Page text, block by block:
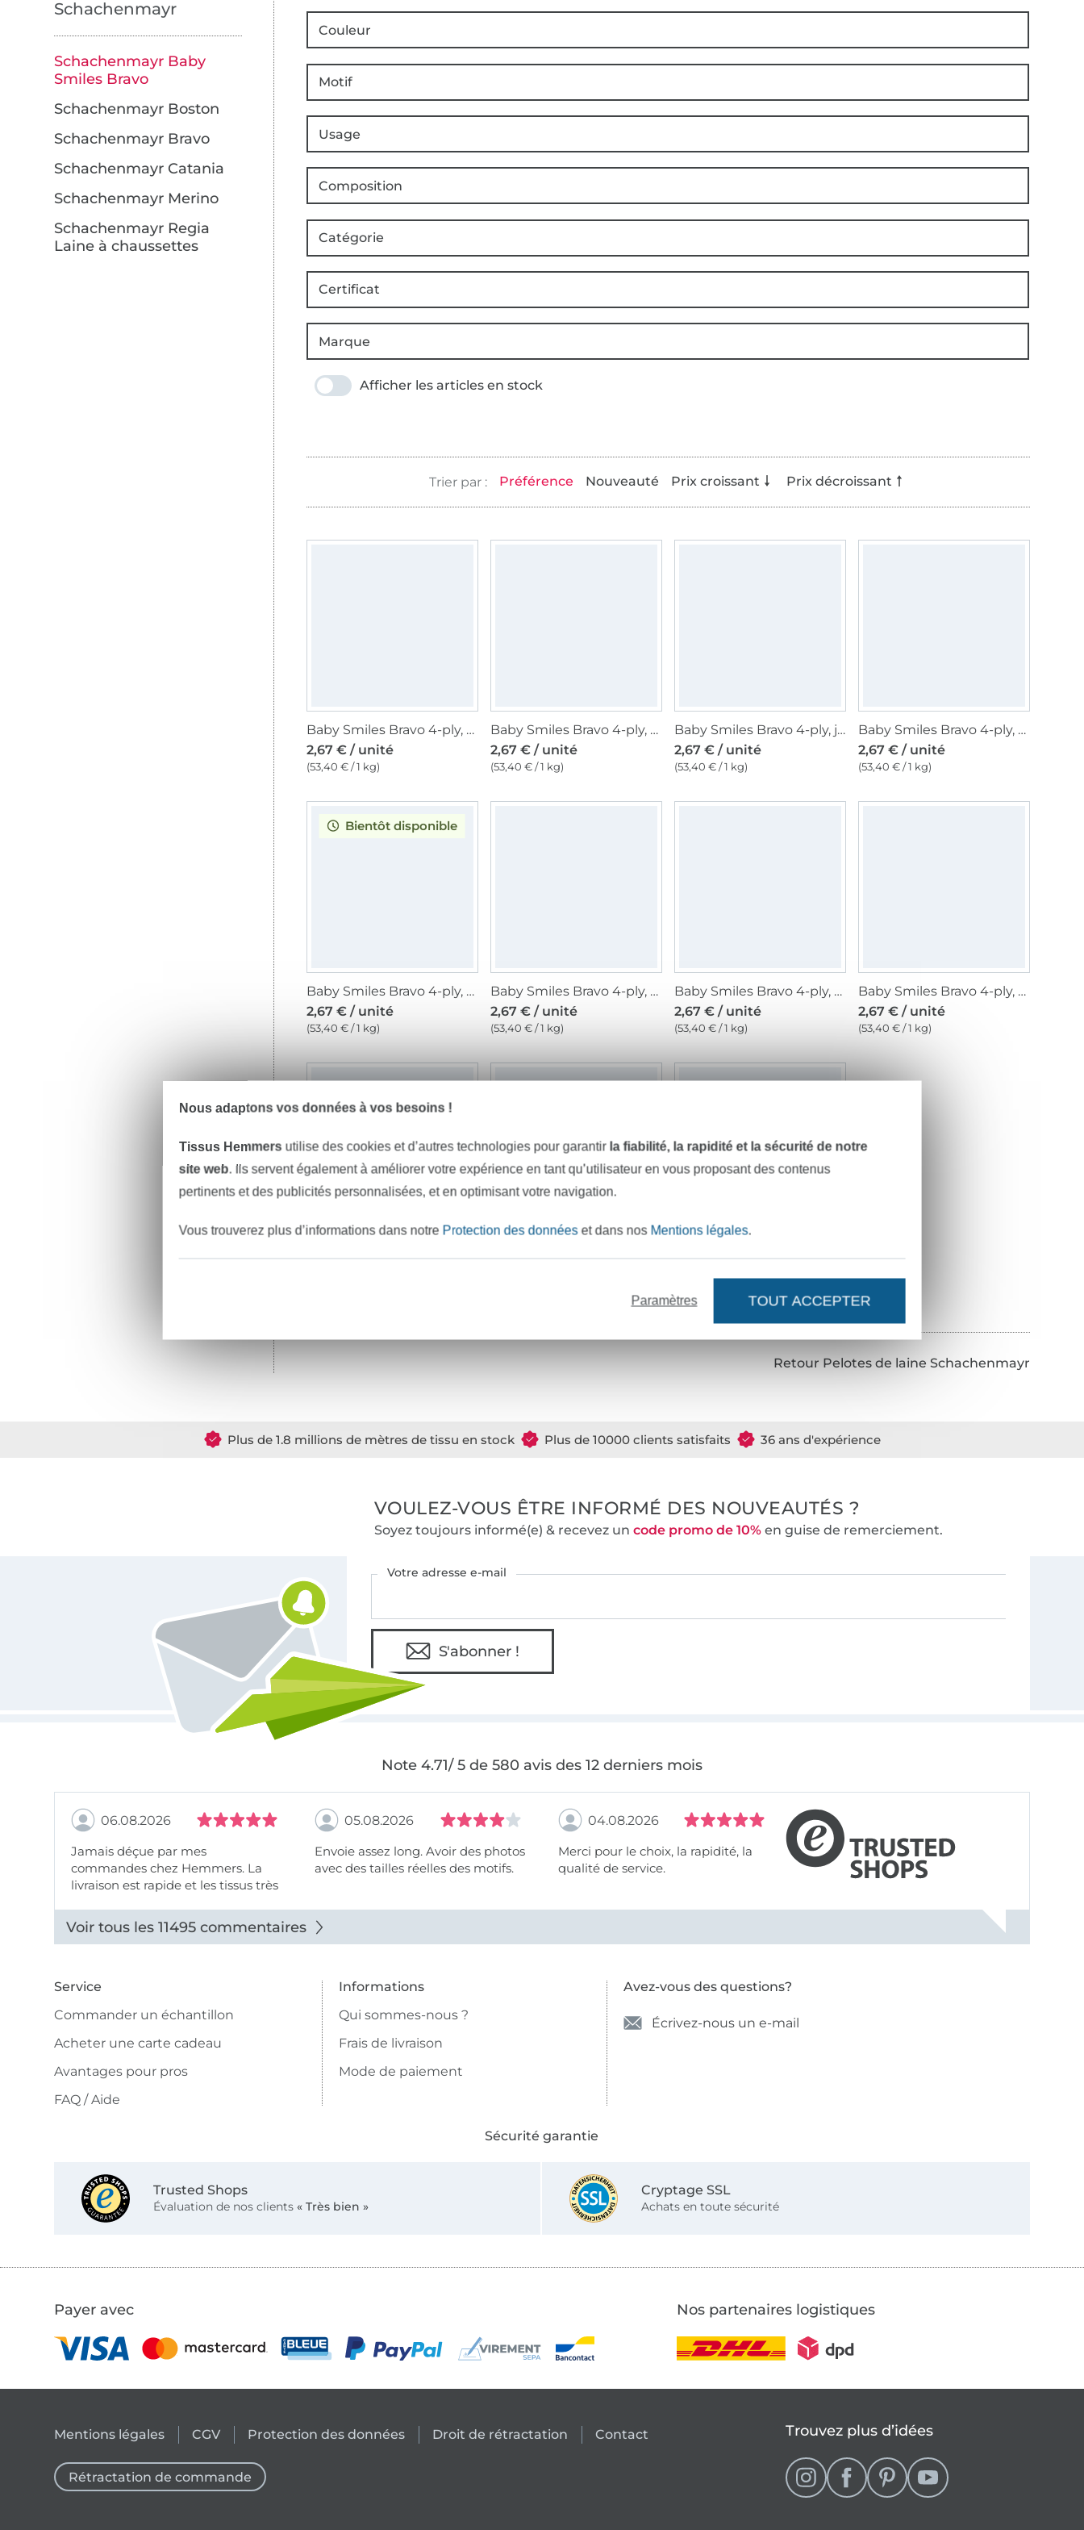
Schachenmayr
Schachenmayr Baby
Smiles Bravo
Schachenmayr Boston
Schachenmayr Bravo
Schachenmayr Catania
Schachenmayr Merino
Schachenmayr Regia
Laine à chaussettes
Couleur
Motif
Usage
Composition
Catégorie
Certificat
Marque
Afficher les articles en stock
Préférence Nouveauté Prix croissant Prix décroissant
Baby Smiles Bravo 4-ply, gris
2,67 € / unité
(53,40 € / 1 kg)
Baby Smiles Bravo 4-ply, bleu denim
2,67 € / unité
(53,40 € / 1 kg)
Baby Smiles Bravo 4-ply, jaune soleil
2,67 € / unité
(53,40 € / 1 kg)
Baby Smiles Bravo 4-ply, mint multicolor
2,67 € / unité
(53,40 € / 1 kg)
Bientôt disponible
Baby Smiles Bravo 4-ply, confetti
2,67 € / unité
(53,40 € / 1 kg)
Baby Smiles Bravo 4-ply, flamingo
2,67 € / unité
(53,40 € / 1 kg)
Baby Smiles Bravo 4-ply, pastel
2,67 € / unité
(53,40 € / 1 kg)
Baby Smiles Bravo 4-ply, marine
2,67 € / unité
(53,40 € / 1 kg)
Retour Pelotes de laine Schachenmayr
Plus de 1.8 millions de mètres de tissu en stock Plus de 10000 clients satisfaits 36 ans d'expérience
VOULEZ-VOUS ÊTRE INFORMÉ DES NOUVEAUTÉS ?
Soyez toujours informé(e) & recevez un code promo de 10%en guise de remerciement.
Votre adresse e-mail
S'abonner !
Note 4.71/ 5 de 580 avis des 12 derniers mois
06.08.2026
Jamais déçue par mes
commandes chez Hemmers. La
livraison est rapide et les tissus très
05.08.2026
Envoie assez long. Avoir des photos
avec des tailles réelles des motifs.
04.08.2026
Merci pour le choix, la rapidité, la
qualité de service.
Voir tous les 11495 commentaires
Service
Commander un échantillon
Acheter une carte cadeau
Avantages pour pros
FAQ / Aide
Informations
Qui sommes-nous ?
Frais de livraison
Mode de paiement
Avez-vous des questions?
Écrivez-nous un e-mail
Sécurité garantie
Trusted Shops
Évaluation de nos clients « Très bien »
Cryptage SSL
Achats en toute sécurité
Payer avec Nos partenaires logistiques
Mentions légales CGV Protection des données Droit de rétractation Contact
Rétractation de commande
Trouvez plus d’idées
Nous adaptons vos données à vos besoins !
Tissus Hemmers utilise des cookies et d’autres technologies pour garantir la fiabilité, la rapidité et la sécurité de notre
site web. Ils servent également à améliorer votre expérience en tant qu’utilisateur en vous proposant des contenus
pertinents et des publicités personnalisées, et en optimisant votre navigation.
Vous trouverez plus d’informations dans notre Protection des donnéeset dans nos Mentions légales.
Paramètres TOUT ACCEPTER